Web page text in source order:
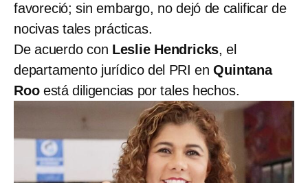
favoreció; sin embargo, no dejó de calificar de
nocivas tales prácticas.
De acuerdo con Leslie Hendricks, el
departamento jurídico del PRI enQuintana
Rooestá diligencias por tales hechos.